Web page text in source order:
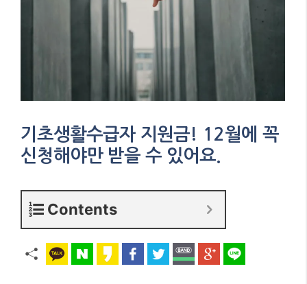
기초생활수급자 지원금! 12월에 꼭
신청해야만 받을 수 있어요.
Contents